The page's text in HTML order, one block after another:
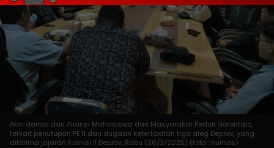
Aksi damai dari Aliansi Mahasiswa dan Masyarakat Peduli Gorontalo,
terkait penutupan PETI dan dugaan keterlibatan tiga aleg Deprov, yang
diterima jajaran Komisi II Deprov, Rabu (26/3/2025) (foto : humas)